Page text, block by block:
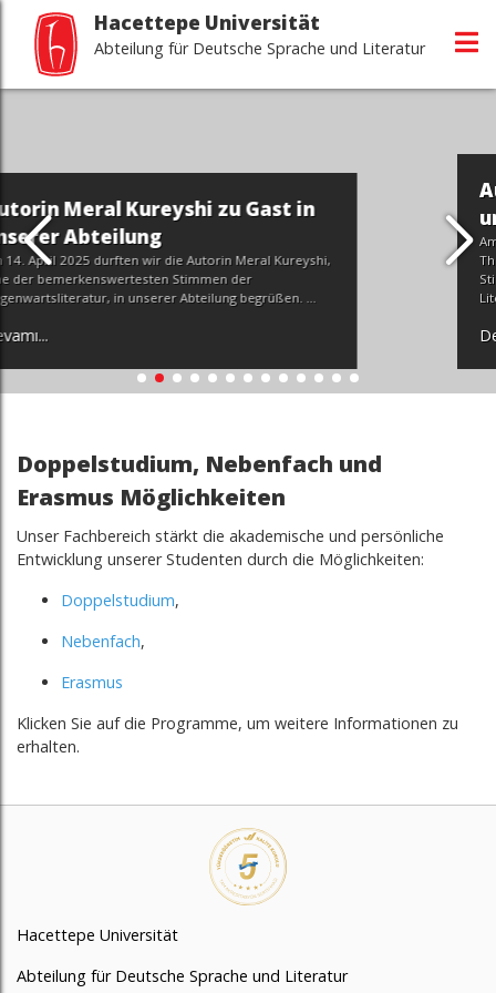
Hacettepe Universität
Abteilung für Deutsche Sprache und Literatur
Gast in
Meral Kureyshi,
begrüßen. ...
Autorin Theodora Bauer
unserem Institut
Am 27. März 2026 hatte unsere
Theodora Bauer, eine der
Stimmen der zeitgenössischen
Literatur, begrüßen zu dürfen.
Doppelstudium, Nebenfach und
Erasmus Möglichkeiten
Unser Fachbereich stärkt die akademische und persönliche
Entwicklung unserer Studenten durch die Möglichkeiten:
Doppelstudium,
Nebenfach,
Erasmus
Klicken Sie auf die Programme, um weitere Informationen zu
erhalten.
Hacettepe Universität
Abteilung für Deutsche Sprache und Literatur